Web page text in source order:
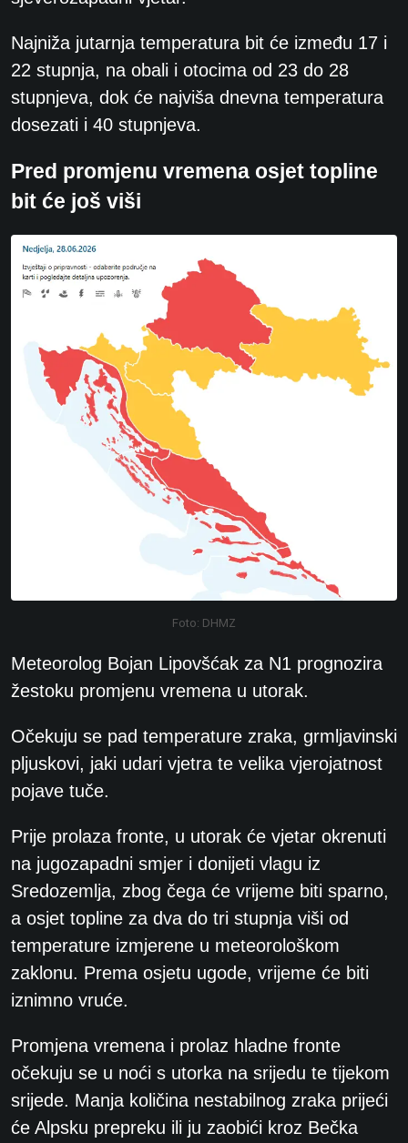
Najniža jutarnja temperatura bit će između 17 i
22 stupnja, na obali i otocima od 23 do 28
stupnjeva, dok će najviša dnevna temperatura
dosezati i 40 stupnjeva.
Pred promjenu vremena osjet topline
bit će još viši
Foto: DHMZ
Meteorolog Bojan Lipovšćak za N1 prognozira
žestoku promjenu vremena u utorak.
Očekuju se pad temperature zraka, grmljavinski
pljuskovi, jaki udari vjetra te velika vjerojatnost
pojave tuče.
Prije prolaza fronte, u utorak će vjetar okrenuti
na jugozapadni smjer i donijeti vlagu iz
Sredozemlja, zbog čega će vrijeme biti sparno,
a osjet topline za dva do tri stupnja viši od
temperature izmjerene u meteorološkom
zaklonu. Prema osjetu ugode, vrijeme će biti
iznimno vruće.
Promjena vremena i prolaz hladne fronte
očekuju se u noći s utorka na srijedu te tijekom
srijede. Manja količina nestabilnog zraka prijeći
će Alpsku prepreku ili ju zaobići kroz Bečka